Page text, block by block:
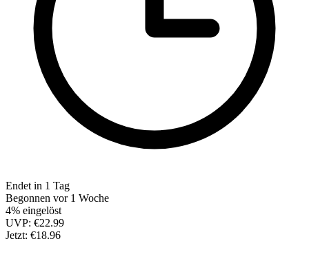
Endet in 1 Tag
Begonnen vor 1 Woche
4% eingelöst
UVP: €22.99
Jetzt: €18.96